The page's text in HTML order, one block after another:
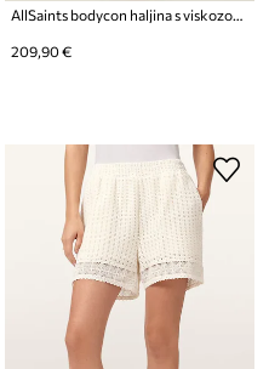
209,90 €